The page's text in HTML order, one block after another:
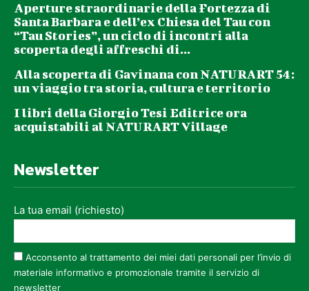
Aperture straordinarie della Fortezza di
Santa Barbara e dell’ex Chiesa del Tau con
“Tau Stories”, un ciclo di incontri alla
scoperta degli affreschi di...
Alla scoperta di Gavinana con NATURART 54:
un viaggio tra storia, cultura e territorio
I libri della Giorgio Tesi Editrice ora
acquistabili al NATURART Village
Newsletter
La tua email (richiesto)
Acconsento al trattamento dei miei dati personali per l’invio di
materiale informativo e promozionale tramite il servizio di
newsletter